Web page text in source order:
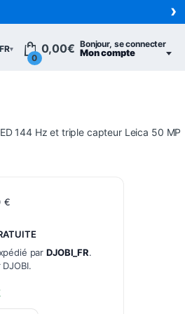
›
FR▾ Bonjour, se connecter
Mon compte
0
0,00€
144 Hz et triple capteur Leica 50 MP
€
parDJOBI_FR.